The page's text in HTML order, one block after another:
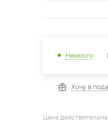
Немного
Хочу в
Цена